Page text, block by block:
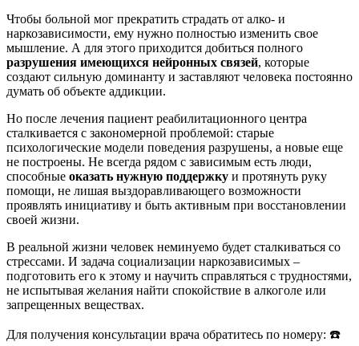
Чтобы больной мог прекратить страдать от алко- и
наркозависимости, ему нужно полностью изменить свое
мышление. А для этого приходится добиться полного
разрушения имеющихся нейронных связей, которые
создают сильную доминанту и заставляют человека постоянно
думать об объекте аддикции.
Но после лечения пациент реабилитационного центра
сталкивается с закономерной проблемой: старые
психологические модели поведения разрушены, а новые еще
не построены. Не всегда рядом с зависимым есть люди,
способные оказать нужную поддержку и протянуть руку
помощи, не лишая выздоравливающего возможности
проявлять инициативу и быть активным при восстановлении
своей жизни.
В реальной жизни человек неминуемо будет сталкиваться со
стрессами. И задача социализации наркозависимых –
подготовить его к этому и научить справляться с трудностями,
не испытывая желания найти спокойствие в алкоголе или
запрещенных веществах.
Для получения консультации врача обратитесь по номеру: ☎️